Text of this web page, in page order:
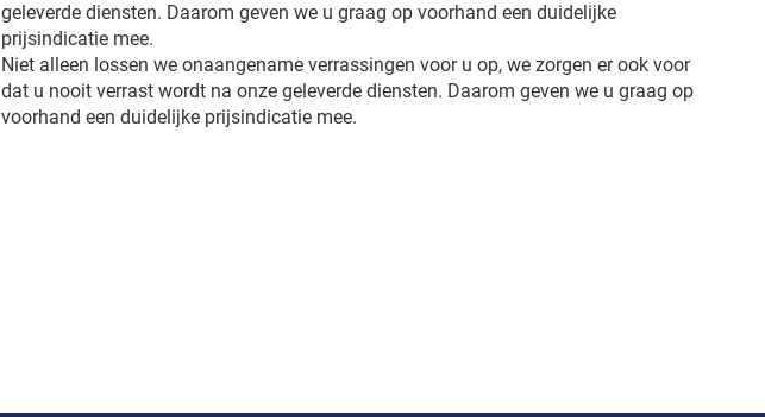
geleverde diensten. Daarom geven we u graag op voorhand een duidelijke
prijsindicatie mee.
Niet alleen lossen we onaangename verrassingen voor u op, we zorgen er ook voor
dat u nooit verrast wordt na onze geleverde diensten. Daarom geven we u graag op
voorhand een duidelijke prijsindicatie mee.